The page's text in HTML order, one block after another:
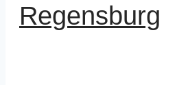
Regensburg